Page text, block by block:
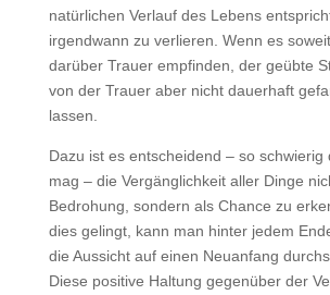
natürlichen Verlauf des Lebens
irgendwann zu verlieren. Wenn es
darüber Trauer empfinden, der geübte
von der Trauer aber nicht dauerhaft
lassen.
Dazu ist es entscheidend – so schwierig
mag – die Vergänglichkeit aller Dinge
Bedrohung, sondern als Chance zu
dies gelingt, kann man hinter jedem
die Aussicht auf einen Neuanfang
Diese positive Haltung gegenüber der